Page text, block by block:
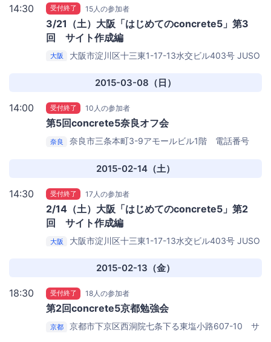
14:30 受付終了 15人の参加者
3/21（土）大阪「はじめてのconcrete5」第3
回 サイト作成編
大阪 大阪市淀川区十三東1-17-13水交ビル403号 JUSO
2015-03-08（日）
14:00 受付終了 10人の参加者
第5回concrete5奈良オフ会
奈良
奈良市三条本町3-9アモールビル1階 電話番号
2015-02-14（土）
14:30 受付終了 17人の参加者
2/14（土）大阪「はじめてのconcrete5」第2
回 サイト作成編
大阪 大阪市淀川区十三東1-17-13水交ビル403号 JUSO
2015-02-13（金）
18:30 受付終了 18人の参加者
第2回concrete5京都勉強会
京都
京都市下京区西洞院七条下る東塩小路607-10 サ